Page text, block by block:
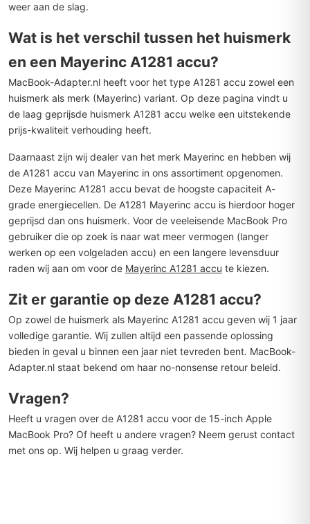
weer aan de slag.
Wat is het verschil tussen het huismerk
en een Mayerinc A1281 accu?
MacBook-Adapter.nl heeft voor het type A1281 accu zowel een
huismerk als merk (Mayerinc) variant. Op deze pagina vindt u
de laag geprijsde huismerk A1281 accu welke een uitstekende
prijs-kwaliteit verhouding heeft.
Daarnaast zijn wij dealer van het merk Mayerinc en hebben wij
de A1281 accu van Mayerinc in ons assortiment opgenomen.
Deze Mayerinc A1281 accu bevat de hoogste capaciteit A-
grade energiecellen. De A1281 Mayerinc accu is hierdoor hoger
geprijsd dan ons huismerk. Voor de veeleisende MacBook Pro
gebruiker die op zoek is naar wat meer vermogen (langer
werken op een volgeladen accu) en een langere levensduur
raden wij aan om voor de Mayerinc A1281 accu te kiezen.
Zit er garantie op deze A1281 accu?
Op zowel de huismerk als Mayerinc A1281 accu geven wij 1 jaar
volledige garantie. Wij zullen altijd een passende oplossing
bieden in geval u binnen een jaar niet tevreden bent. MacBook-
Adapter.nl staat bekend om haar no-nonsense retour beleid.
Vragen?
Heeft u vragen over de A1281 accu voor de 15-inch Apple
MacBook Pro? Of heeft u andere vragen? Neem gerust contact
met ons op. Wij helpen u graag verder.